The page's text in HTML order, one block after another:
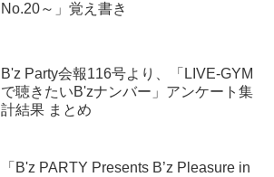
No.20～」覚え書き
B'z Party会報116号より、「LIVE-GYM
で聴きたいB'zナンバー」アンケート集
計結果 まとめ
「B'z PARTY Presents B’z Pleasure in